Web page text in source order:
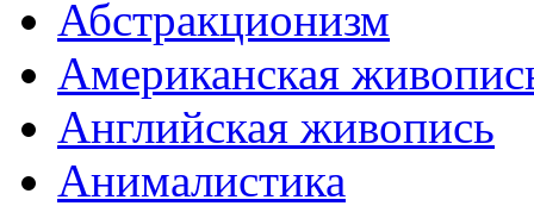
Абстракционизм
Американская
Английская живопись
Анималистика